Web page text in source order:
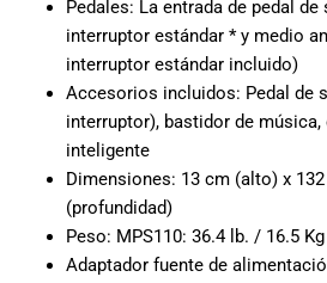
Pedales: La entrada de pedal
interruptor estándar * y medio
interruptor estándar incluido)
Accesorios incluidos: Pedal de
interruptor), bastidor de música,
inteligente
Dimensiones: 13 cm (alto) x
(profundidad)
Peso: MPS110: 36.4 lb. / 16.5 Kg
Adaptador fuente de